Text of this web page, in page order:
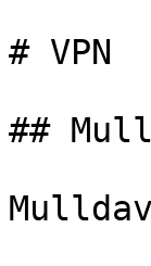
# VPN
##